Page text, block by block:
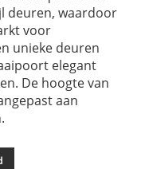
deuren, waardoor
voor
unieke deuren
elegant
De hoogte van
aan